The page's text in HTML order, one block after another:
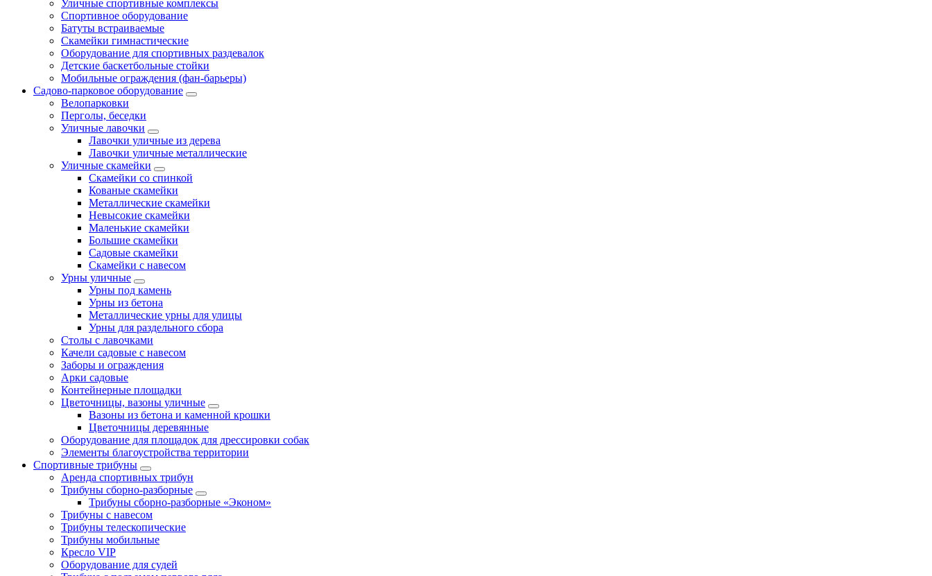
Уличные спортивные комплексы
Спортивное оборудование
Батуты встраиваемые
Скамейки гимнастические
Оборудование для спортивных раздевалок
Детские баскетбольные стойки
Мобильные ограждения (фан-барьеры)
Садово-парковое оборудование
Велопарковки
Перголы, беседки
Уличные лавочки
Лавочки уличные из дерева
Лавочки уличные металлические
Уличные скамейки
Скамейки со спинкой
Кованые скамейки
Металлические скамейки
Невысокие скамейки
Маленькие скамейки
Большие скамейки
Садовые скамейки
Скамейки с навесом
Урны уличные
Урны под камень
Урны из бетона
Металлические урны для улицы
Урны для раздельного сбора
Столы с лавочками
Качели садовые с навесом
Заборы и ограждения
Арки садовые
Контейнерные площадки
Цветочницы, вазоны уличные
Вазоны из бетона и каменной крошки
Цветочницы деревянные
Оборудование для площадок для дрессировки собак
Элементы благоустройства территории
Спортивные трибуны
Аренда спортивных трибун
Трибуны сборно-разборные
Трибуны сборно-разборные «Эконом»
Трибуны с навесом
Трибуны телескопические
Трибуны мобильные
Кресло VIP
Оборудование для судей